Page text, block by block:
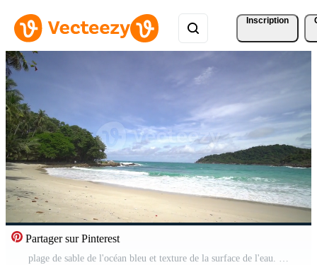
Inscription
Partager sur Pinterest
plage de sable de l'océan bleu et texture de la surface de l'eau. vagues mousseuses avec ciel et nuages. belle plage tropicale. incroyable littoral sablonneux avec des vagues de mer blanche. palmiers fond de mer turquoise océan atlantique. Vidéo Gratuite